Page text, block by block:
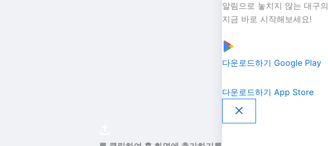
알림으로 놓치지 않는 대구
지금 바로 시작해보세요!
다운로드하기 Google Play
다운로드하기 App Store